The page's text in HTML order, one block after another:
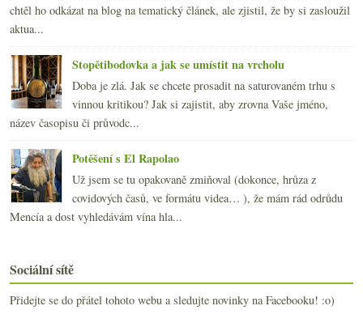
chtěl ho odkázat na blog na tematický článek, ale zjistil, že by si zasloužil
aktua...
Stopětibodovka a jak se umístit na vrcholu
Doba je zlá. Jak se chcete prosadit na saturovaném trhu s
vinnou kritikou? Jak si zajistit, aby zrovna Vaše jméno,
název časopisu či průvodc...
Potěšení s El Rapolao
Už jsem se tu opakovaně zmiňoval (dokonce, hrůza z
covidových časů, ve formátu videa… ), že mám rád odrůdu
Mencía a dost vyhledávám vína hla...
Sociální sítě
Přidejte se do přátel tohoto webu a sledujte novinky na Facebooku! :o)